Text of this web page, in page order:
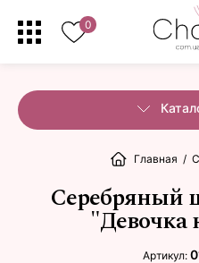
0
Главная /
Серебряный
"Девочка
Артикул: